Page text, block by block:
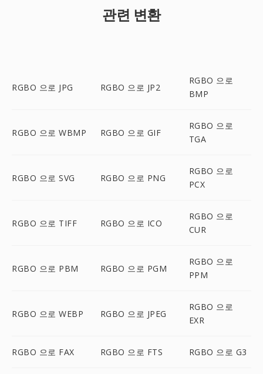
관련 변환
RGBO 으로 JPG RGBO 으로 JP2
RGBO 으로
BMP
RGBO 으로 WBMP RGBO 으로 GIF
RGBO 으로
TGA
RGBO 으로 SVG RGBO 으로 PNG
RGBO 으로
PCX
RGBO 으로 TIFF RGBO 으로 ICO
RGBO 으로
CUR
RGBO 으로 PBM RGBO 으로 PGM
RGBO 으로
PPM
RGBO 으로 WEBP RGBO 으로 JPEG
RGBO 으로
EXR
RGBO 으로 FAX RGBO 으로 FTS RGBO 으로 G3